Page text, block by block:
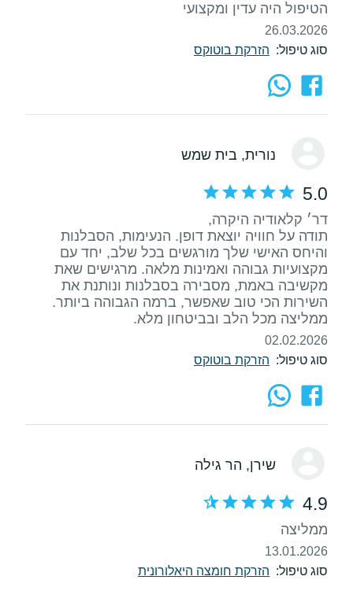
הטיפול היה עדין ומקצועי
26.03.2026
סוג טיפול: הזרקת בוטוקס
נורית, בית שמש
5.0
תודה על חוויה יוצאת דופן. הנעימות, הסבלנות
והיחס האישי שלך מורגשים בכל שלב, יחד עם
מקצועיות גבוהה ואמינות מלאה. מרגישים שאת
מקשיבה באמת, מסבירה בסבלנות ונותנת את
השירות הכי טוב שאפשר, ברמה הגבוהה ביותר.
ממליצה מכל הלב ובביטחון מלא.
02.02.2026
סוג טיפול: הזרקת בוטוקס
שירן, הר גילה
4.9
ממליצה
13.01.2026
סוג טיפול: הזרקת חומצה היאלורונית